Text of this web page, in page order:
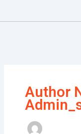
Author